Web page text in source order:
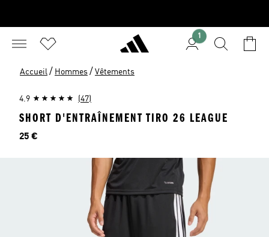
1
Accueil / Hommes / Vêtements
4.9 (47)
SHORT D'ENTRAÎNEMENT TIRO 26 LEAGUE
Prix
25 €